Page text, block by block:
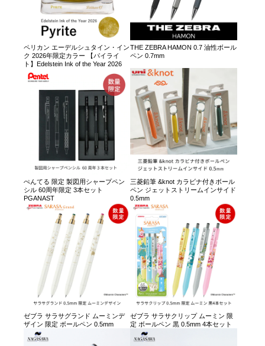
ペリカン エーデルシュタイン・イン
ク 2026年限定カラー 【パイライ
ト】Edelstein Ink of the Year 2026
THE ZEBRA HAMON 0.7 油性ボール
ペン 0.7mm
ぺんてる 限定 製図用シャープペン
シル 60周年限定 3本セット
PGANAST
三菱鉛筆 &knot カラビナ付きボール
ペン ジェットストリームインサイド
0.5mm
ゼブラ サラサグランド ムーミンデ
ザイン 限定 ボールペン 0.5mm
ゼブラ サラサクリップ ムーミン 限
定 ボールペン 黒 0.5mm 4本セット